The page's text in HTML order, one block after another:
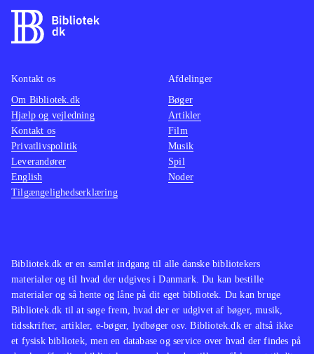
Bibliotek.dk er en samlet indgang til alle danske bibliotekers
materialer og til hvad der udgives i Danmark. Du kan bestille
materialer og så hente og låne på dit eget bibliotek. Du kan bruge
Bibliotek.dk til at søge frem, hvad der er udgivet af bøger, musik,
tidsskrifter, artikler, e-bøger, lydbøger osv. Bibliotek.dk er altså ikke
et fysisk bibliotek, men en database og service over hvad der findes på
Kontakt os
Om Bibliotek.dk
Hjælp og vejledning
Kontakt os
Privatlivspolitik
Leverandører
English
Tilgængelighedserklæring
Afdelinger
Bøger
Artikler
Film
Musik
Spil
Noder